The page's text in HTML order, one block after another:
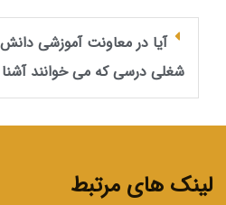
آیا در معاونت آموزشی دانش
شغلی درسی که می خوانند
لینک های مرتبط